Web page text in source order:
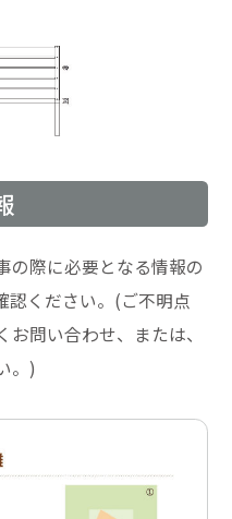
の際に必要となる情報の
認ください。(ご不明点
問い合わせ、または、
。)